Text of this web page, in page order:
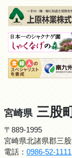
宮崎県 三股
〒889-1995
宮崎県北諸県郡三
電話： 0986-52-1111